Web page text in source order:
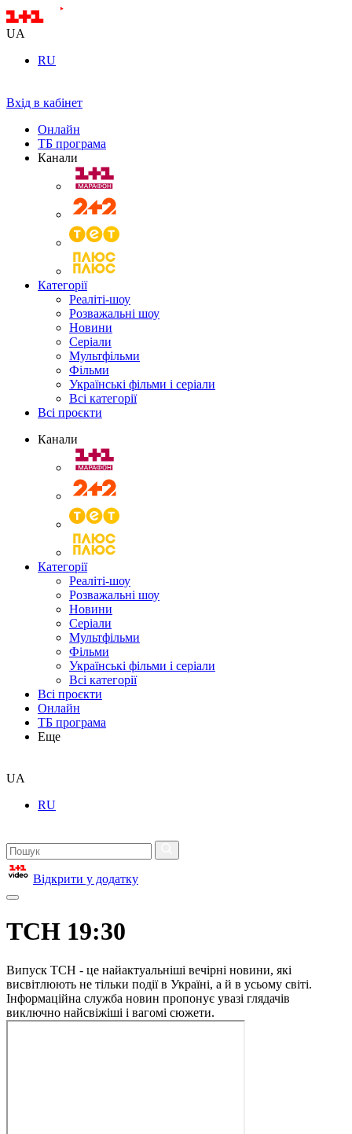
UA
RU
Вхід в кабінет
Онлайн
ТБ програма
Канали
Категорії
Реаліті-шоу
Розважальні шоу
Новини
Серіали
Мультфільми
Фільми
Українські фільми і серіали
Всі категорії
Всі проєкти
Канали
Категорії
Реаліті-шоу
Розважальні шоу
Новини
Серіали
Мультфільми
Фільми
Українські фільми і серіали
Всі категорії
Всі проєкти
Онлайн
ТБ програма
Еще
UA
RU
Відкрити у додатку
ТСН 19:30
Випуск ТСН - це найактуальніші вечірні новини, які
висвітлюють не тільки події в Україні, а й в усьому світі.
Інформаційна служба новин пропонує увазі глядачів
виключно найсвіжіші і вагомі сюжети.